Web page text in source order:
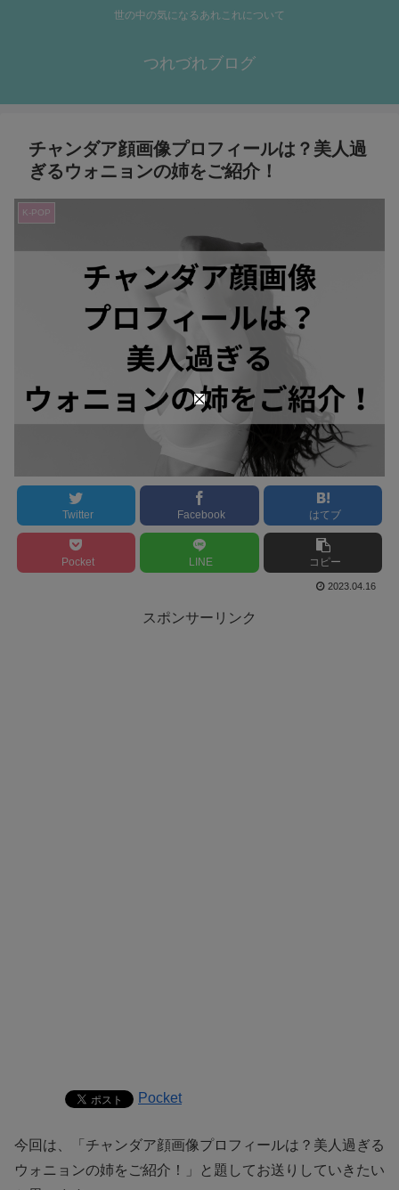
世の中の気になるあれこれについて
つれづれブログ
チャンダア顔画像プロフィールは？美人過
ぎるウォニョンの姉をご紹介！
K-POP
Twitter Facebook はてブ
Pocket LINE コピー
2023.04.16
スポンサーリンク
Pocket
今回は、「チャンダア顔画像プロフィールは？美人過ぎる
ウォニョンの姉をご紹介！」と題してお送りしていきたい